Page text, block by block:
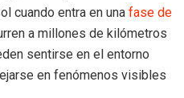
cuando entra en una fase de
a millones de kilómetros
sentirse en el entorno
en fenómenos visibles